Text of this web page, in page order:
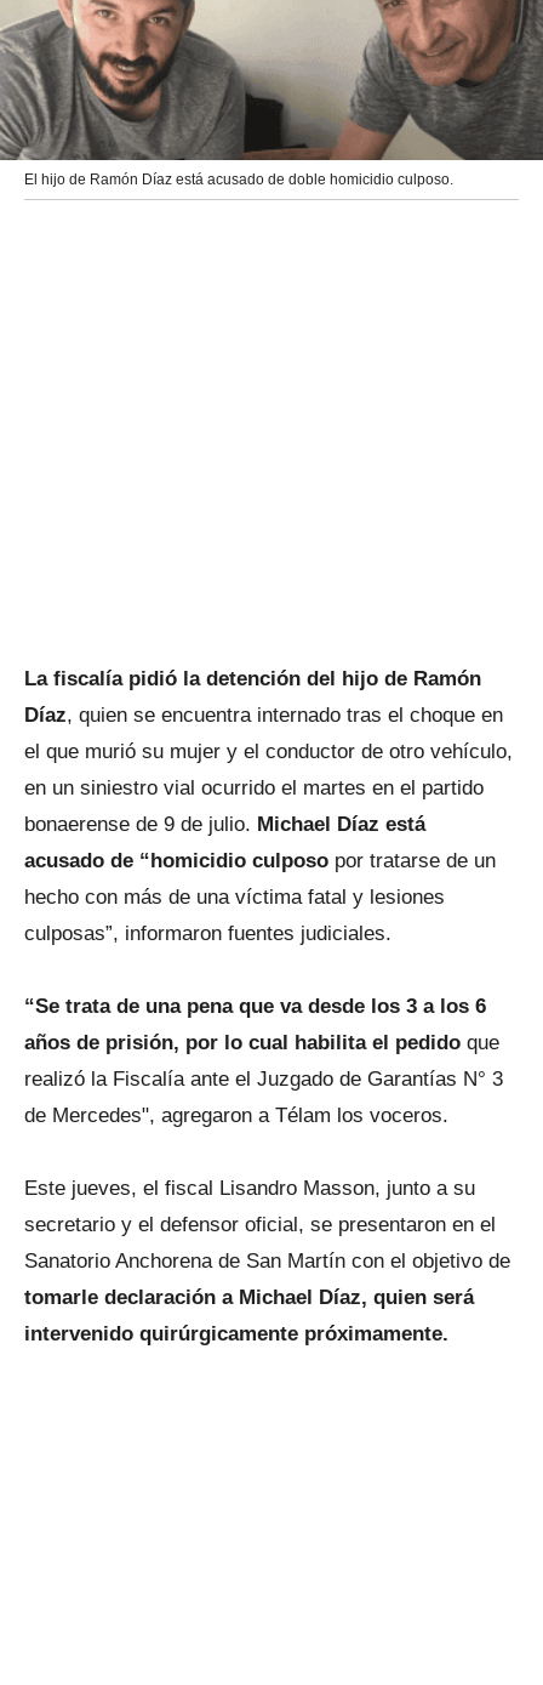
El hijo de Ramón Díaz está acusado de doble homicidio culposo.
La fiscalía pidió la detención del hijo de Ramón
Díaz, quien se encuentra internado tras el choque en
el que murió su mujer y el conductor de otro vehículo,
en un siniestro vial ocurrido el martes en el partido
bonaerense de 9 de julio. Michael Díaz está
acusado de “homicidio culposo por tratarse de un
hecho con más de una víctima fatal y lesiones
culposas”, informaron fuentes judiciales.
“Se trata de una pena que va desde los 3 a los 6
años de prisión, por lo cual habilita el pedido que
realizó la Fiscalía ante el Juzgado de Garantías N° 3
de Mercedes", agregaron a Télam los voceros.
Este jueves, el fiscal Lisandro Masson, junto a su
secretario y el defensor oficial, se presentaron en el
Sanatorio Anchorena de San Martín con el objetivo de
tomarle declaración a Michael Díaz, quien será
intervenido quirúrgicamente próximamente.